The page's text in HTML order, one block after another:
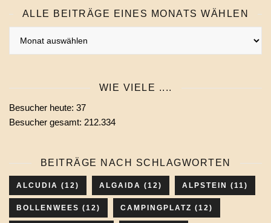
ALLE BEITRÄGE EINES MONATS WÄHLEN
wählen
WIE VIELE ....
Besucher heute: 37
Besucher gesamt: 212.334
BEITRÄGE NACH SCHLAGWORTEN
ALCUDIA (12) ALGAIDA (12) ALPSTEIN (11)
BOLLENWEES (12) CAMPINGPLATZ (12)